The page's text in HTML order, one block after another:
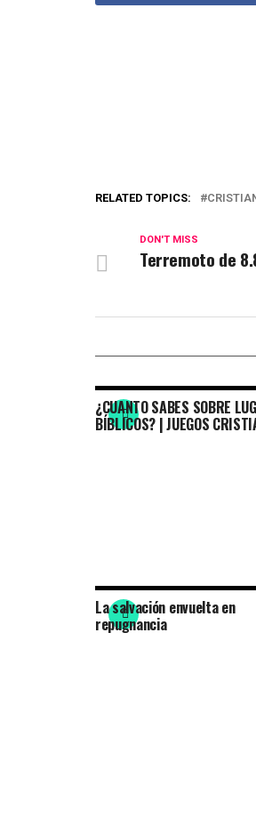
RELATED TOPICS:
DON'T MISS
Terremoto de
¿CUANTO SABES SOBRE
BÍBLICOS? | JUEGOS
La salvación envuelta en
repugnancia